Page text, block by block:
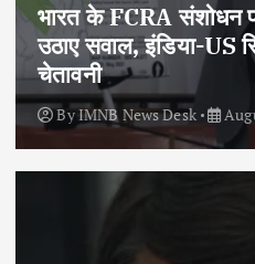
भारत के FCRA संशोधन
उठाए सवाल, इंडिया-US
चेतावनी
ByIMNB News Desk